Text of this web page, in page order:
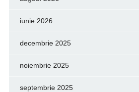
iunie 2026
decembrie 2025
noiembrie 2025
septembrie 2025